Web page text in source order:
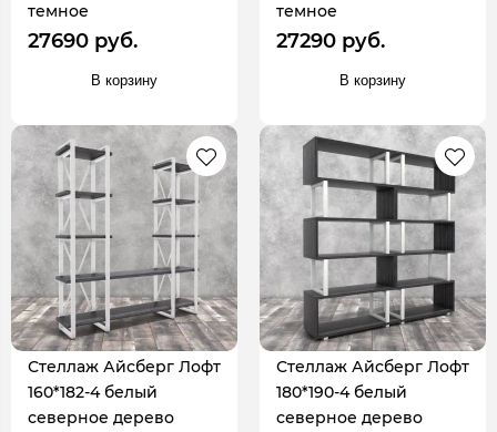
темное
27690 руб.
В корзину
темное
27290 руб.
В корзину
Стеллаж Айсберг Лофт
160*182-4 белый
северное дерево
Стеллаж Айсберг Лофт
180*190-4 белый
северное дерево